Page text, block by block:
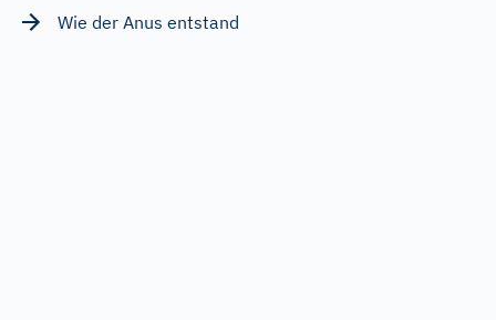
Wie der Anus entstand